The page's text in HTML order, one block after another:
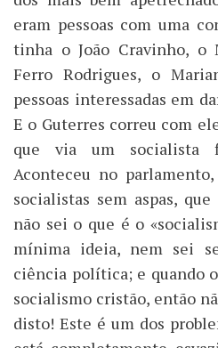
eram pessoas com uma
tinha o João Cravinho, o
Ferro Rodrigues, o
pessoas interessadas em
E o Guterres correu com
que via um socialista
Aconteceu no
socialistas sem aspas,
não sei o que é o
mínima ideia, nem sei
ciência política; e quando
socialismo cristão, então
disto! Este é um dos